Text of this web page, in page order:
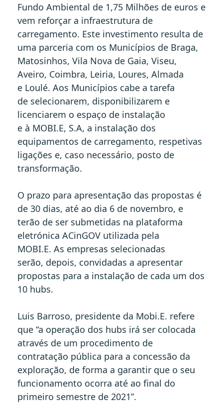
Fundo Ambiental de 1,75 Milhões de euros e
vem reforçar a infraestrutura de
carregamento. Este investimento resulta de
uma parceria com os Municípios de Braga,
Matosinhos, Vila Nova de Gaia, Viseu,
Aveiro, Coimbra, Leiria, Loures, Almada
e Loulé. Aos Municípios cabe a tarefa
de selecionarem, disponibilizarem e
licenciarem o espaço de instalação
e à MOBI.E, S.A, a instalação dos
equipamentos de carregamento, respetivas
ligações e, caso necessário, posto de
transformação.
O prazo para apresentação das propostas é
de 30 dias, até ao dia 6 de novembro, e
terão de ser submetidas na plataforma
eletrónica ACinGOV utilizada pela
MOBI.E. As empresas selecionadas
serão, depois, convidadas a apresentar
propostas para a instalação de cada um dos
10 hubs.
Luis Barroso, presidente da Mobi.E. refere
que “a operação dos hubs irá ser colocada
através de um procedimento de
contratação pública para a concessão da
exploração, de forma a garantir que o seu
funcionamento ocorra até ao final do
primeiro semestre de 2021”.